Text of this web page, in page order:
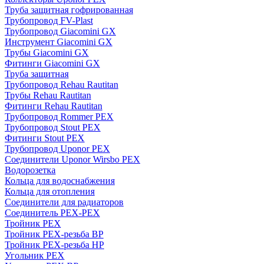
Труба защитная гофрированная
Трубопровод FV-Plast
Трубопровод Giacomini GX
Инструмент Giacomini GX
Трубы Giacomini GX
Фитинги Giacomini GX
Труба защитная
Трубопровод Rehau Rautitan
Трубы Rehau Rautitan
Фитинги Rehau Rautitan
Трубопровод Rommer PEX
Трубопровод Stout PEX
Фитинги Stout PEX
Трубопровод Uponor PEX
Соединители Uponor Wirsbo PEX
Водорозетка
Кольца для водоснабжения
Кольца для отопления
Соединители для радиаторов
Соединитель PEX-PEX
Тройник PEX
Тройник PEX-резьба ВР
Тройник PEX-резьба НР
Угольник PEX